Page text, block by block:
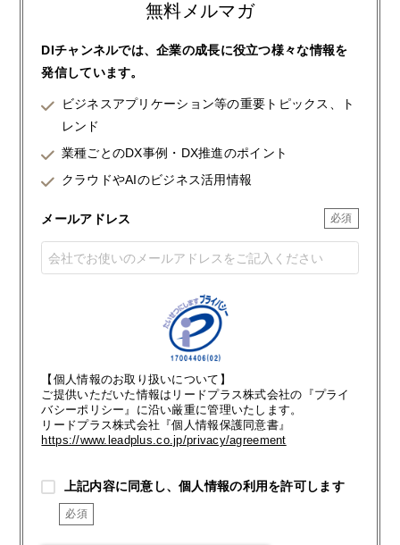
無料メルマガ
DIチャンネルでは、企業の成長に役立つ様々な情報を
発信しています。
ビジネスアプリケーション等の重要トピックス、ト
レンド
業種ごとのDX事例・DX推進のポイント
クラウドやAIのビジネス活用情報
メールアドレス
【個人情報のお取り扱いについて】
ご提供いただいた情報はリードプラス株式会社の『プライ
バシーポリシー』に沿い厳重に管理いたします。
リードプラス株式会社『個人情報保護同意書』
https://www.leadplus.co.jp/privacy/agreement
上記内容に同意し、個人情報の利用を許可します